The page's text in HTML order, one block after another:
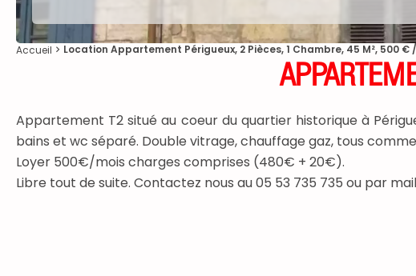
Accueil Location Appartement Périgueux, 2 Pièces, 1 Chambre, 45 M², 500
Appartement T2 situé au coeur du quartier historique à
bains et wc séparé. Double vitrage, chauffage gaz, tous
Loyer 500€/mois charges comprises (480€ + 20€).
Libre tout de suite. Contactez nous au 05 53 735 735 ou par